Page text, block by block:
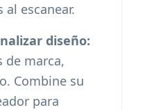
al escanear.
diseño:
de marca,
Combine su
para